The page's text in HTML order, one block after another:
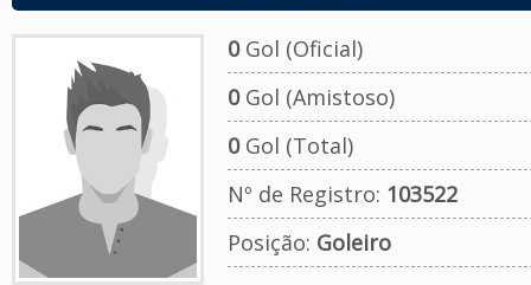
0Gol (Oficial)
0Gol (Amistoso)
0Gol (Total)
Nº de Registro: 103522
Posição: Goleiro